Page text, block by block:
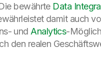
bewährte Data
damit auch
und Analytics-
den realen